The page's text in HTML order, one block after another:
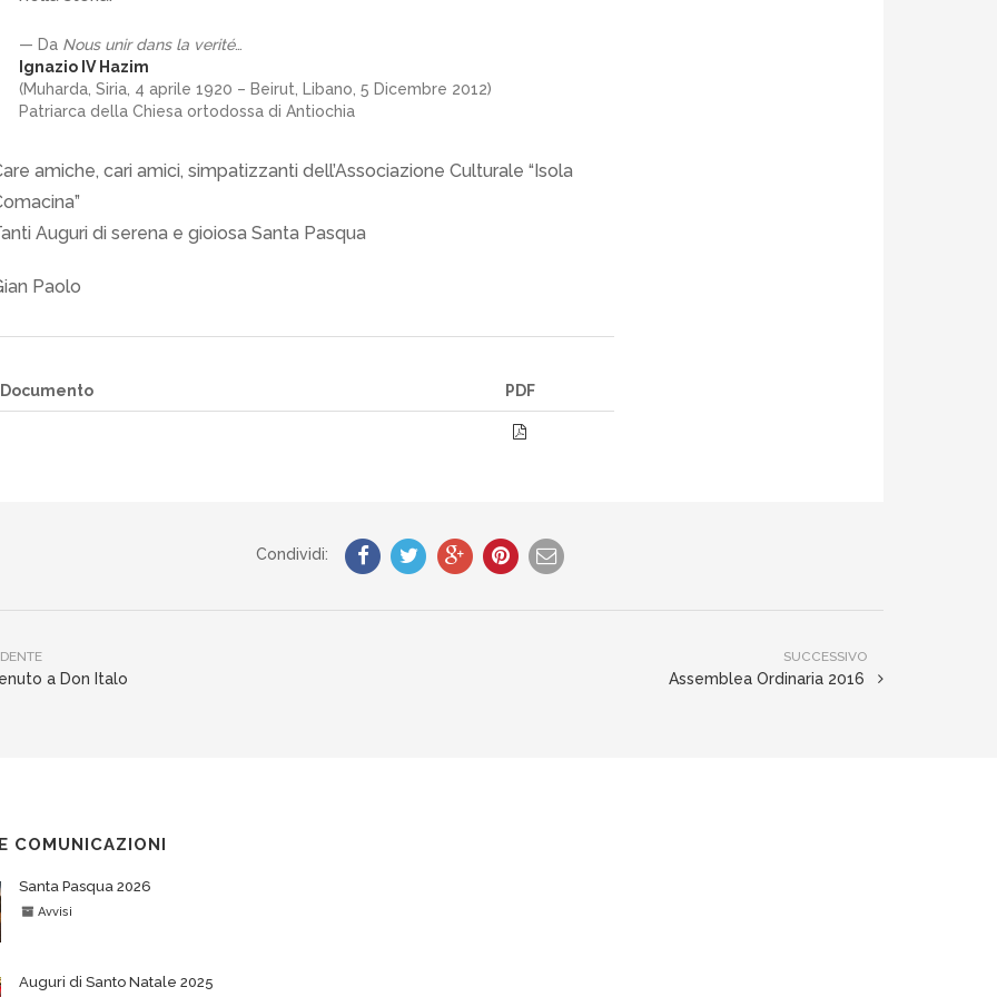
Da Nous unir dans la verité…
Ignazio IV Hazim
(Muharda, Siria, 4 aprile 1920 – Beirut, Libano, 5 Dicembre 2012)
Patriarca della Chiesa ortodossa di Antiochia
amiche, cari amici, simpatizzanti dell’Associazione Culturale “Isola
Auguri di serena e gioiosa Santa Pasqua
Paolo
Documento PDF
Condividi:
a Don Italo
SUCCESSIVO
Assemblea Ordinaria 2016
COMUNICAZIONI
Santa Pasqua 2026
Avvisi
Auguri di Santo Natale 2025